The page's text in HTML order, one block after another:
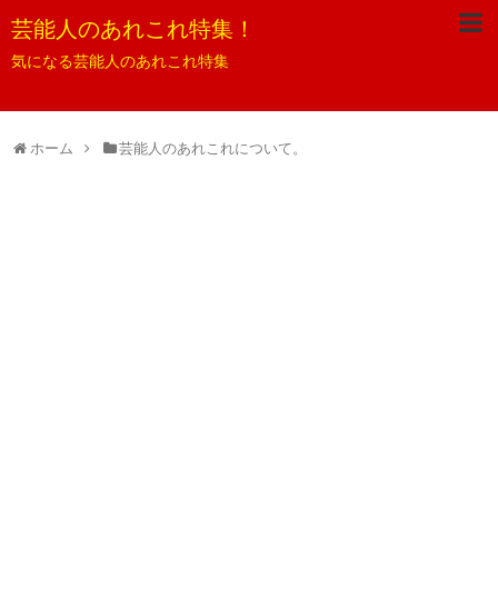
芸能人のあれこれ特集！
気になる芸能人のあれこれ特集
ホーム 芸能人のあれこれについて。